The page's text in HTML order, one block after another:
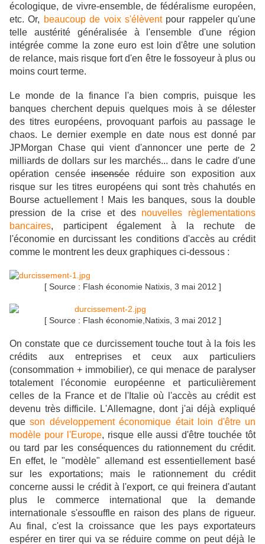
écologique, de vivre-ensemble, de fédéralisme européen,
etc. Or, beaucoup de voix s'élèventpour rappeler qu'une
telle austérité généralisée à l'ensemble d'une région
intégrée comme la zone euro est loin d'être une solution
de relance, mais risque fort d'en être le fossoyeur à plus ou
moins court terme.
Le monde de la finance l'a bien compris, puisque les
banques cherchent depuis quelques mois à se délester
des titres européens, provoquant parfois au passage le
chaos. Le dernier exemple en date nous est donné par
JPMorgan Chase qui vient d'annoncer une perte de 2
milliards de dollars sur les marchés... dans le cadre d'une
opération censée insensée réduire son exposition aux
risque sur les titres européens qui sont très chahutés en
Bourse actuellement ! Mais les banques, sous la double
pression de la crise et des nouvelles règlementations
bancaires, participent également à la rechute de
l'économie en durcissant les conditions d'accès au crédit
comme le montrent les deux graphiques ci-dessous :
[ Source : Flash économie Natixis, 3 mai 2012 ]
[ Source : Flash économie,Natixis, 3 mai 2012 ]
On constate que ce durcissement touche tout à la fois les
crédits aux entreprises et ceux aux particuliers
(consommation + immobilier), ce qui menace de paralyser
totalement l'économie européenne et particulièrement
celles de la France et de l'Italie où l'accès au crédit est
devenu très difficile. L'Allemagne, dont j'ai déjà expliqué
queson développement économique était loin d'être un
modèle pour l'Europe, risque elle aussi d'être touchée tôt
ou tard par les conséquences du rationnement du crédit.
En effet, le "modèle" allemand est essentiellement basé
sur les exportations; mais le rationnement du crédit
concerne aussi le crédit à l'export, ce qui freinera d'autant
plus le commerce international que la demande
internationale s'essouffle en raison des plans de rigueur.
Au final, c'est la croissance que les pays exportateurs
espérer en tirer qui va se réduire comme on peut déjà le